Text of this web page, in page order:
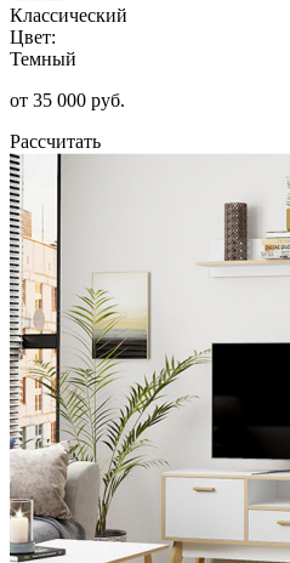
Классический
Цвет:
Темный
от 35 000 руб.
Рассчитать